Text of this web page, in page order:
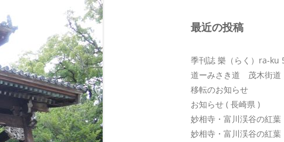
最近の投稿
季刊誌 樂（らく）ra-
道ーみさき道 茂木街
移転のお知らせ
お知らせ ( 長崎県 )
妙相寺・富川渓谷の紅
妙相寺・富川渓谷の紅